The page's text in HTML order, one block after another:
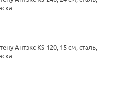
Антэкс KS-120, 15 см, сталь,